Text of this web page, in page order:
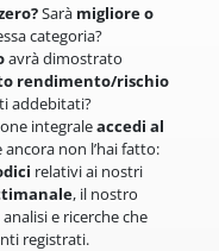
Sarà migliore o
categoria?
avrà dimostrato
rendimento/rischio
addebitati?
integraleaccedi al
ancora non l’hai fatto:
relativi ai nostri
, il nostro
e ricerche che
registrati.